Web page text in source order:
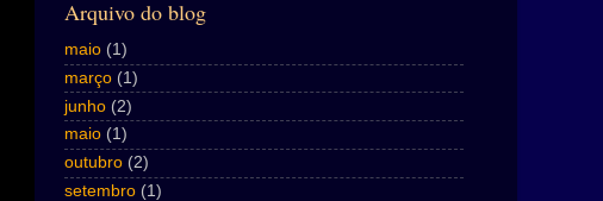
Arquivo do blog
maio (1)
março (1)
junho (2)
maio (1)
outubro (2)
setembro (1)